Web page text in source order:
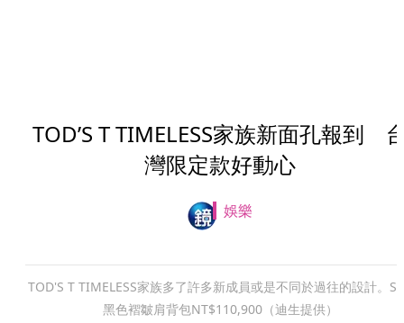
TOD’S T TIMELESS家族新面孔報到
灣限定款好動心
娛樂
TOD'S T TIMELESS家族多了許多新成員或是不同於過往的設計。
黑色褶皺肩背包NT$110,900（迪生提供）